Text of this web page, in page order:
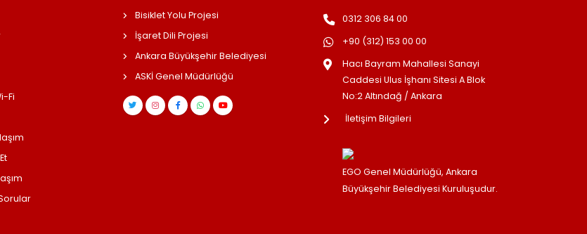
Fi
Bisiklet Yolu Projesi
İşaret Dili Projesi
Ankara Büyükşehir Belediyesi
ASKİ Genel Müdürlüğü
0312 306 84 00
+90 (312) 153 00 00
Hacı Bayram Mahallesi Sanayi
Caddesi Ulus İşhanı Sitesi A Blok
No:2 Altındağ / Ankara
İletişim Bilgileri
EGO Genel Müdürlüğü, Ankara
Büyükşehir Belediyesi Kuruluşudur.